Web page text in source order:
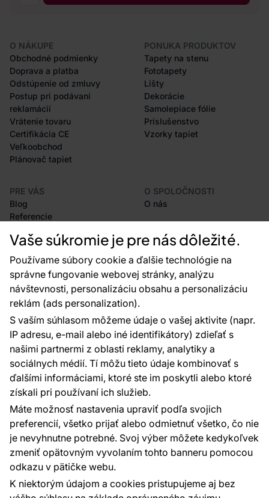
Vaše súkromie je pre nás dôležité.
Používame súbory cookie a ďalšie technológie na
správne fungovanie webovej stránky, analýzu
návštevnosti, personalizáciu obsahu a personalizáciu
reklám (ads personalization).
S vaším súhlasom môžeme údaje o vašej aktivite (napr.
IP adresu, e-mail alebo iné identifikátory) zdieľať s
našimi partnermi z oblasti reklamy, analytiky a
sociálnych médií. Tí môžu tieto údaje kombinovať s
ďalšími informáciami, ktoré ste im poskytli alebo ktoré
získali pri používaní ich služieb.
Máte možnosť nastavenia upraviť podľa svojich
preferencií, všetko prijať alebo odmietnuť všetko, čo nie
je nevyhnutne potrebné. Svoj výber môžete kedykoľvek
zmeniť opätovným vyvolaním tohto banneru pomocou
odkazu v pätičke webu.
K niektorým údajom a cookies pristupujeme aj bez
O NÁKUPE
Obchodné podmienky
Doprava a platba
Odstúpenie od zmluvy
Postup pri podávaní
reklamácií
Vrátenie tovaru
Certifikácia CE
Veľkoobchod
Plánovač tapiet
PONUKA PRODUKTOV
Tapety na stenu
Fototapety
Lišty
Dekorácie
Samolepiace fólie
Príslušenstvo
Vzorky tapiet
PRE VÁS
Blog
Referencie
Rady a tipy
Najčastejšie otázky
O SPOLOČNOSTI
O nás
Kontakty
Sme tu pre vás 24 hodín denne, 7 dní v
týždni
+420 777 004 021
info@vavex.cz
Vavex 1990 s.r.o., IČ: 26776251, DIČ: CZ26776251
Dělostřelecká 330, Příbram 261 01
Ďalšie kontakty
Platobné metódy:
Platby zaisťuje: